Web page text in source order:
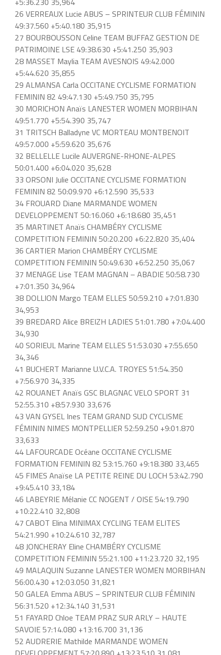
26 VERREAUX Lucie ABUS – SPRINTEUR CLUB FÉMININ
49:37.560 +5:40.180 35,915
27 BOURBOUSSON Celine TEAM BUFFAZ GESTION DE
PATRIMOINE LSE 49:38.630 +5:41.250 35,903
28 MASSET Maylia TEAM AVESNOIS 49:42.000
+5:44.620 35,855
29 ALMANSA Carla OCCITANE CYCLISME FORMATION
FEMININ 82 49:47.130 +5:49.750 35,795
30 MORICHON Anaïs LANESTER WOMEN MORBIHAN
49:51.770 +5:54.390 35,747
31 TRITSCH Balladyne VC MORTEAU MONTBENOIT
49:57.000 +5:59.620 35,676
32 BELLELLE Lucile AUVERGNE-RHONE-ALPES
50:01.400 +6:04.020 35,628
33 ORSONI Julie OCCITANE CYCLISME FORMATION
FEMININ 82 50:09.970 +6:12.590 35,533
34 FROUARD Diane MARMANDE WOMEN
DEVELOPPEMENT 50:16.060 +6:18.680 35,451
35 MARTINET Anaïs CHAMBÉRY CYCLISME
COMPETITION FEMININ 50:20.200 +6:22.820 35,404
36 CARTIER Marion CHAMBÉRY CYCLISME
COMPETITION FEMININ 50:49.630 +6:52.250 35,067
37 MENAGE Lise TEAM MAGNAN – ABADIE 50:58.730
+7:01.350 34,964
38 DOLLION Margo TEAM ELLES 50:59.210 +7:01.830
34,953
39 BREDARD Alice BREIZH LADIES 51:01.780 +7:04.400
34,930
40 SORIEUL Marine TEAM ELLES 51:53.030 +7:55.650
34,346
41 BUCHERT Marianne U.V.C.A. TROYES 51:54.350
+7:56.970 34,335
42 ROUANET Anaïs GSC BLAGNAC VELO SPORT 31
52:55.310 +8:57.930 33,676
43 VAN GYSEL Ines TEAM GRAND SUD CYCLISME
FÉMININ NIMES MONTPELLIER 52:59.250 +9:01.870
33,633
44 LAFOURCADE Océane OCCITANE CYCLISME
FORMATION FEMININ 82 53:15.760 +9:18.380 33,465
45 FIMES Anaïse LA PETITE REINE DU LOCH 53:42.790
+9:45.410 33,184
46 LABEYRIE Mélanie CC NOGENT / OISE 54:19.790
+10:22.410 32,808
47 CABOT Elina MINIMAX CYCLING TEAM ELITES
54:21.990 +10:24.610 32,787
48 JONCHERAY Eline CHAMBÉRY CYCLISME
COMPETITION FEMININ 55:21.100 +11:23.720 32,195
49 MALAQUIN Suzanne LANESTER WOMEN MORBIHAN
56:00.430 +12:03.050 31,821
50 GALEA Emma ABUS – SPRINTEUR CLUB FÉMININ
56:31.520 +12:34.140 31,531
51 FAYARD Chloe TEAM PRAZ SUR ARLY – HAUTE
SAVOIE 57:14.080 +13:16.700 31,136
52 AUDRERIE Mathilde MARMANDE WOMEN